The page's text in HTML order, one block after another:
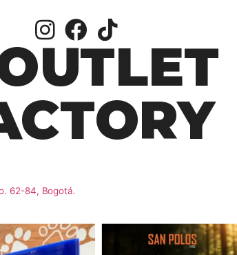
62-84, Bogotá.